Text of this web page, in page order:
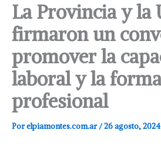
La Provincia y la
firmaron un
promover la
laboral y la
profesional
Porelpiamontes.com.ar/26 agosto, 2024